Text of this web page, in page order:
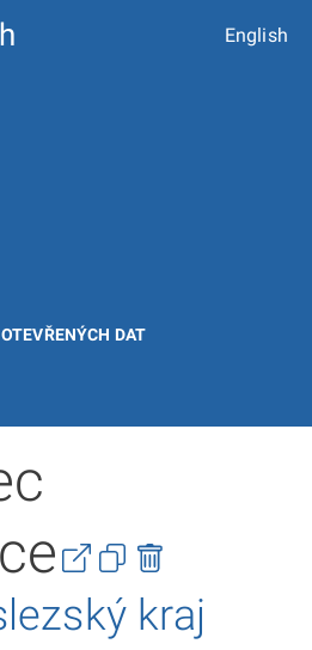
English
DAT
kraj